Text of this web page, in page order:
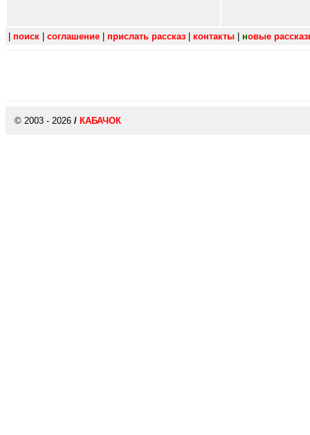
поиск соглашение прислать рассказ контакты новые
© 2003 - 2026 / КАБАЧОК